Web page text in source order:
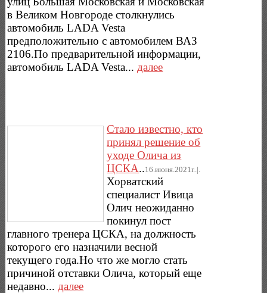
в Великом Новгороде столкнулись
автомобиль LADA Vesta
предположительно с автомобилем ВАЗ
2106.По предварительной информации,
автомобиль LADA Vesta...далее
Стало известно, кто
принял решение об
уходе Олича из
ЦСКА..16.июня.2021г..|.
Хорватский
специалист Ивица
Олич неожиданно
покинул пост
главного тренера ЦСКА, на должность
которого его назначили весной
текущего года.Но что же могло стать
причиной отставки Олича, который еще
недавно... далее